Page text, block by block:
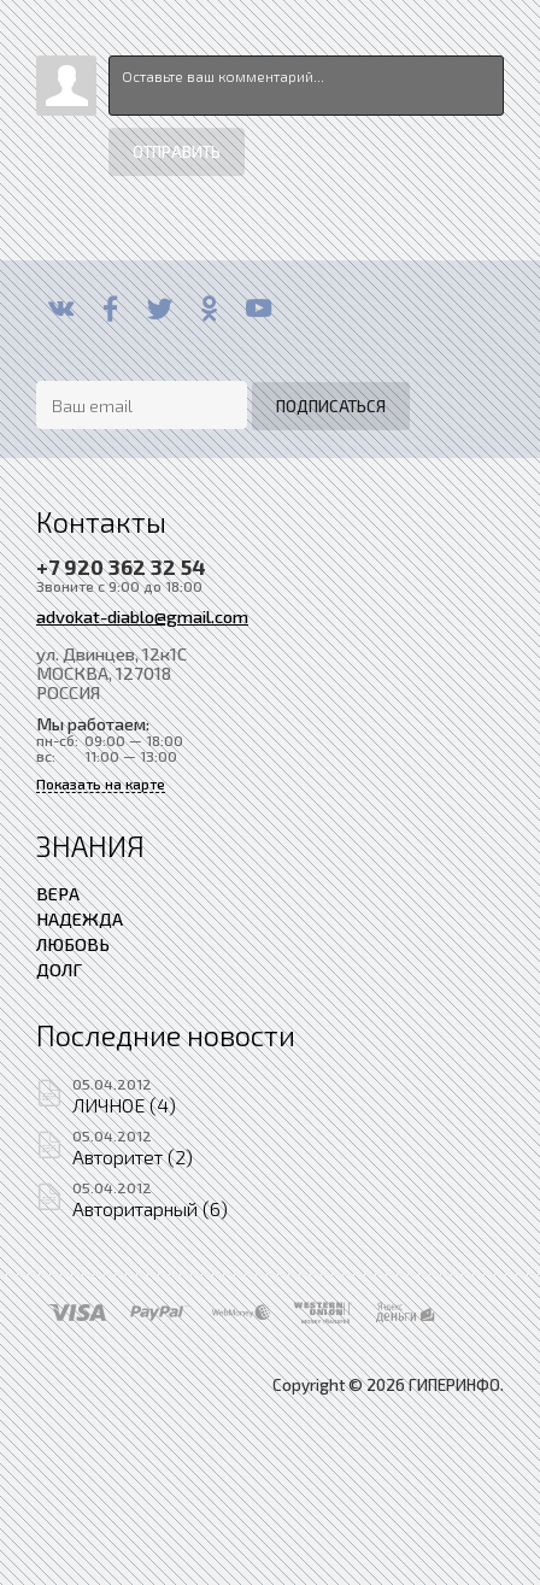
ОТПРАВИТЬ
Контакты
+7 920 362 32 54
Звоните с 9:00 до 18:00
advokat-diablo@gmail.com
ул. Двинцев, 12к1С
МОСКВА, 127018
РОССИЯ
Мы работаем:
пн-сб: 09:00 — 18:00
вс:
11:00 — 13:00
Показать на карте
ЗНАНИЯ
ВЕРА
НАДЕЖДА
ЛЮБОВЬ
ДОЛГ
Последние новости
05.04.2012
ЛИЧНОЕ (4)
05.04.2012
Авторитет (2)
05.04.2012
Авторитарный (6)
Copyright © 2026 ГИПЕРИНФО.